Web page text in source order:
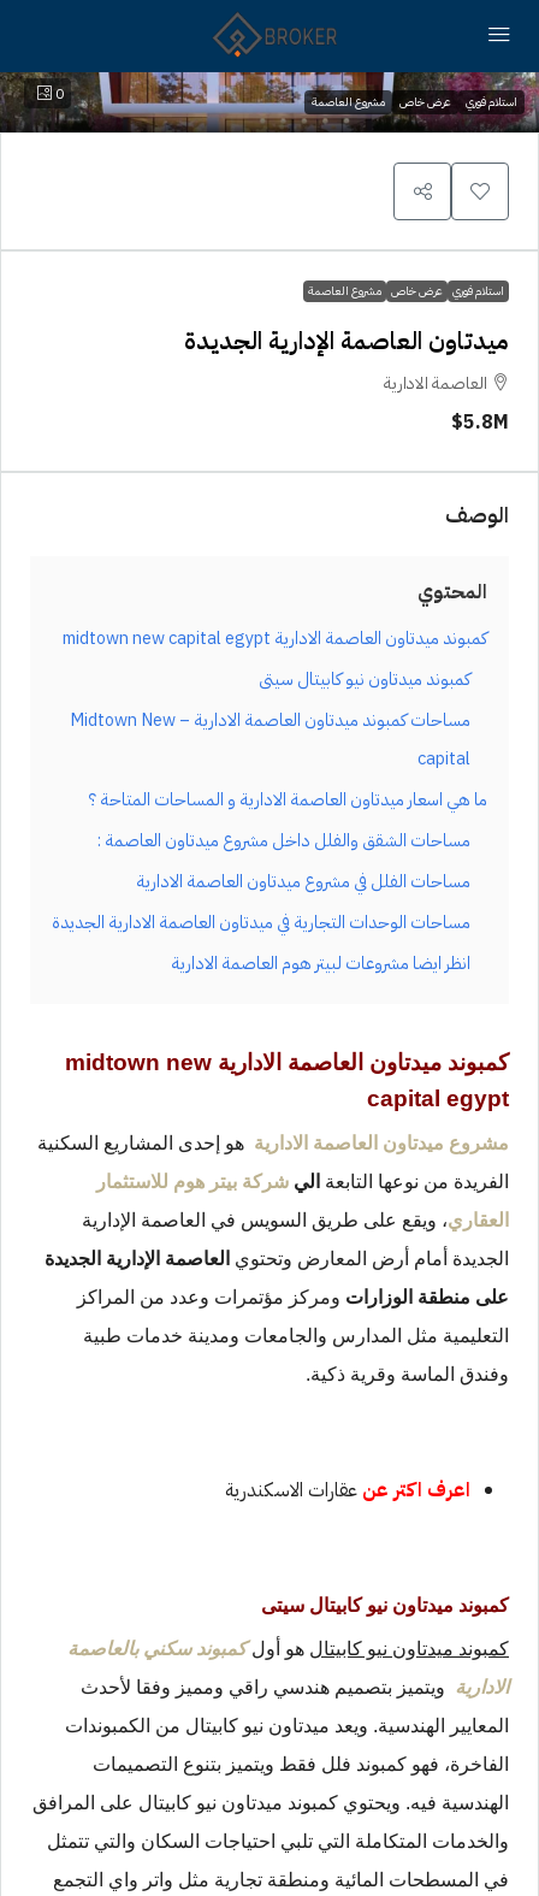
0 استلام فوري عرض خاص مشروع العاصمة
استلام فوري عرض خاص مشروع العاصمة
ميدتاون العاصمة الإدارية الجديدة
العاصمة الادارية
5.8M$
الوصف
المحتوي
كمبوند ميدتاون العاصمة الادارية midtown new capital egypt
كمبوند ميدتاون نيو كابيتال سيتى
مساحات كمبوند ميدتاون العاصمة الادارية – Midtown New
capital
ما هي اسعار ميدتاون العاصمة الادارية و المساحات المتاحة ؟
مساحات الشقق والفلل داخل مشروع ميدتاون العاصمة :
مساحات الفلل في مشروع ميدتاون العاصمة الادارية
مساحات الوحدات التجارية في ميدتاون العاصمة الادارية الجديدة
انظر ايضا مشروعات لبيتر هوم العاصمة الادارية
كمبوند ميدتاون العاصمة الادارية midtown new
capital egypt
مشروع ميدتاون العاصمة الادارية هو إحدى المشاريع السكنية
الفريدة من نوعها التابعة الي شركة بيتر هوم للاستثمار
العقاري، ويقع على طريق السويس في العاصمة الإدارية
الجديدة أمام أرض المعارض وتحتوي العاصمة الإدارية الجديدة
على منطقة الوزارات ومركز مؤتمرات وعدد من المراكز
التعليمية مثل المدارس والجامعات ومدينة خدمات طبية
وفندق الماسة وقرية ذكية.
اعرف اكتر عن عقارات الاسكندرية
كمبوند ميدتاون نيو كابيتال سيتى
كمبوند ميدتاون نيو كابيتال هو أولكمبوند سكني بالعاصمة
الادارية ويتميز بتصميم هندسي راقي ومميز وفقا لأحدث
المعايير الهندسية. ويعد ميدتاون نيو كابيتال من الكمبوندات
الفاخرة، فهو كمبوند فلل فقط ويتميز بتنوع التصميمات
الهندسية فيه. ويحتوي كمبوند ميدتاون نيو كابيتال على المرافق
والخدمات المتكاملة التي تلبي احتياجات السكان والتي تتمثل
في المسطحات المائية ومنطقة تجارية مثل واتر واي التجمع